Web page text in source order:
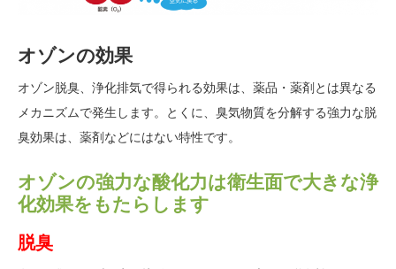
オゾンの効果
オゾン脱臭、浄化排気で得られる効果は、薬品・薬剤とは異なる
メカニズムで発生します。とくに、臭気物質を分解する強力な脱
臭効果は、薬剤などにはない特性です。
オゾンの強力な酸化力は衛生面で大きな浄
化効果をもたらします
脱臭